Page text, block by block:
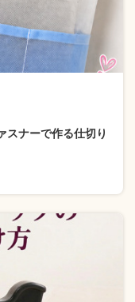
スナーで作る仕切り